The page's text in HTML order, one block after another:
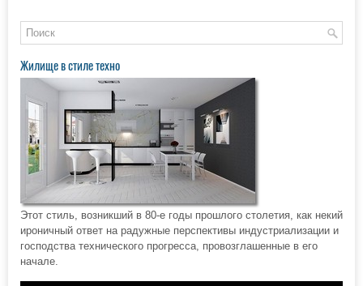
Жилище в стиле техно
Этот стиль, возникший в 80-е годы прошлого столетия, как некий
ироничный ответ на радужные перспективы индустриализации и
господства технического прогресса, провозглашенные в его
начале.